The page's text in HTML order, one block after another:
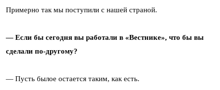
Примерно так мы поступили с нашей страной.
— Если бы сегодня вы работали в «Вестнике», что бы вы
сделали по-другому?
— Пусть былое остается таким, как есть.